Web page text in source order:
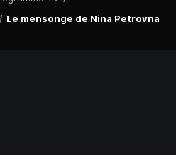
/ Le mensonge de Nina Petrovna